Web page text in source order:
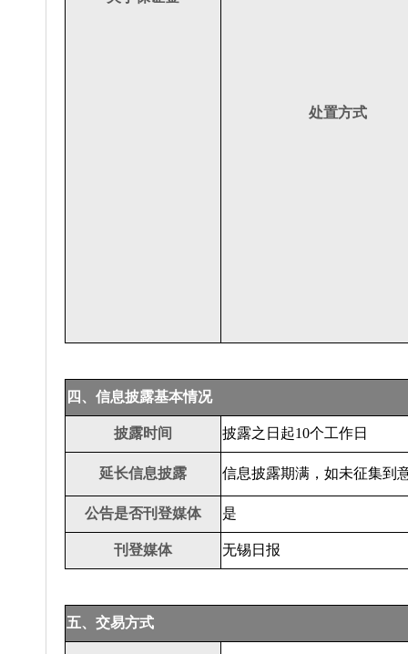
处置方式
四、信息披露基本情况
披露时间 披露之日起10个工作日
延长信息披露 信息披露期满，如未征集到
公告是否刊登媒体 是
刊登媒体 无锡日报
五、交易方式